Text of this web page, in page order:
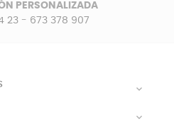
PERSONALIZADA
23- 673 378 907

